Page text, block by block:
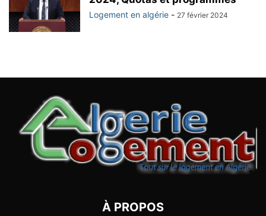
Logement en algérie - 27 février 2024
À PROPOS